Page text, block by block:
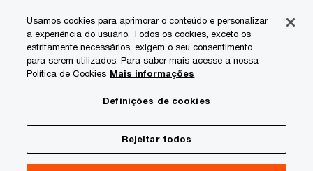
content
footer
Consultoria
ABMRA: 94% dos
produtores têm
Usamos cookies para aprimorar o conteúdo e personalizar
a experiência do usuário. Todos os cookies, exceto os
estritamente necessários, exigem o seu consentimento
para serem utilizados. Para saber mais acesse a nossa
Política de Cookies Mais informações
Definições de cookies
Rejeitar todos